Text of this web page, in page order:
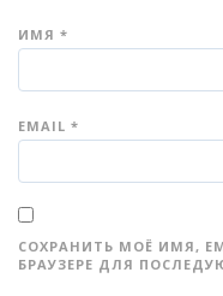
ИМЯ *
EMAIL *
СОХРАНИТЬ МОЁ ИМЯ,
БРАУЗЕРЕ ДЛЯ